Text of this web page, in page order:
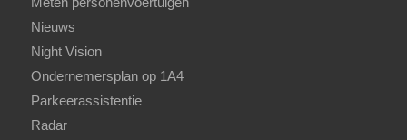
Nieuws
Night Vision
Ondernemersplan op 1A4
Parkeerassistentie
Radar